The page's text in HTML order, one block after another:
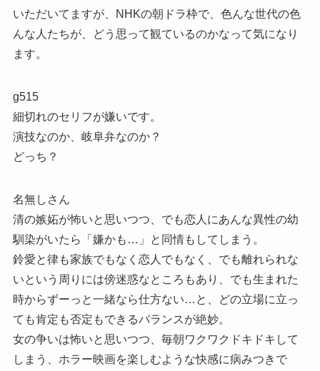
いただいてますが、NHKの朝ドラ枠で、色んな世代の色
んな人たちが、どう思って観ているのかなって気になり
ます。
g515
細切れのセリフが嫌いです。
演技なのか、岐阜弁なのか？
どっち？
名無しさん
清の嫉妬が怖いと思いつつ、でも恋人にあんな異性の幼
馴染がいたら「嫌かも…」と同情もしてしまう。
鈴愛と律も家族でもなく恋人でもなく、でも離れられな
いという周りには傍迷惑なところもあり、でも生まれた
時からずーっと一緒なら仕方ない…と、どの立場に立っ
ても肯定も否定もできるバランスが絶妙。
女の争いは怖いと思いつつ、毎朝ワクワクドキドキして
しまう、ホラー映画を楽しむような快感に病みつきで